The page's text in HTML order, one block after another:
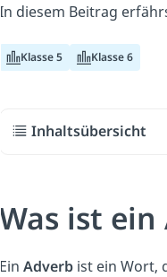
In diesem Beitrag
Klasse 5 Klasse 6
Inhaltsübersicht
Was ist ein
Ein Adverb ist ein Wort,